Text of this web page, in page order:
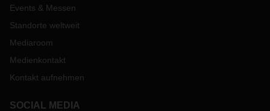
Events & Messen
Standorte weltweit
Mediaroom
Medienkontakt
Kontakt aufnehmen
SOCIAL MEDIA